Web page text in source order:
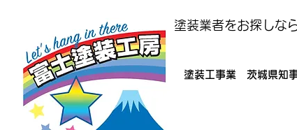
塗装業者をお探しな
塗装工事業 茨城県知